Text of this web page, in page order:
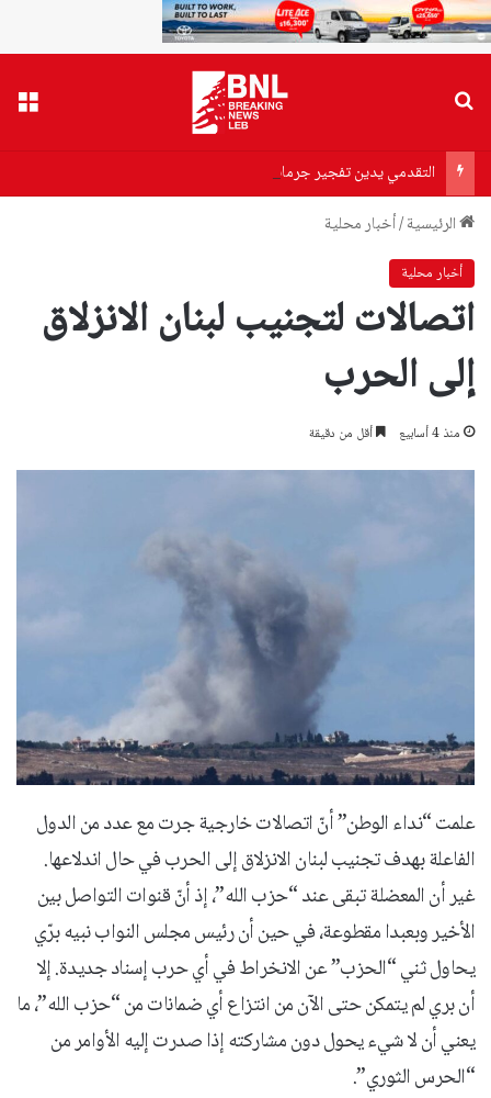
التقدمي يدين تفجير جرمانا: محاولة لضرب استقرار سوريا
الرئيسية/أخبار محلية
أخبار محلية
اتصالات لتجنيب لبنان الانزلاق
إلى الحرب
منذ 4 أسابيع أقل من دقيقة
علمت “نداء الوطن” أنّ اتصالات خارجية جرت مع عدد من الدول
الفاعلة بهدف تجنيب لبنان الانزلاق إلى الحرب في حال اندلاعها.
غير أن المعضلة تبقى عند “حزب الله”، إذ أنّ قنوات التواصل بين
الأخير وبعبدا مقطوعة، في حين أن رئيس مجلس النواب نبيه برّي
يحاول ثني “الحزب” عن الانخراط في أي حرب إسناد جديدة. إلا
أن بري لم يتمكن حتى الآن من انتزاع أي ضمانات من “حزب الله”، ما
يعني أن لا شيء يحول دون مشاركته إذا صدرت إليه الأوامر من
“الحرس الثوري”.